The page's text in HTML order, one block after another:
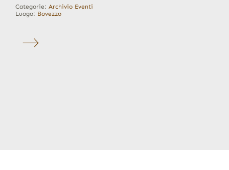
Categorie: Archivio Eventi
Luogo: Bovezzo